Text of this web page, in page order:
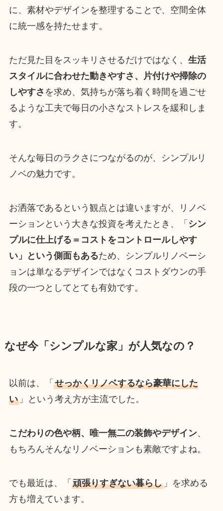
に、素材やデザインを整理することで、空間全体
に統一感を持たせます。
ただ見た目をスッキリさせるだけではなく、 生活
スタイルに合わせた動きやすさ、片付けや掃除の
しやすさ を求め、気持ちが落ち着く時間を過ごせ
るような工夫で毎日の小さなストレスを緩和しま
す。
そんな毎日のラクさにつながるのが、シンプルリ
ノベの魅力です。
お洒落であるという観点とは違いますが、リノベ
ーションという大きな投資を考えたとき、「 シン
プルに仕上げる＝コストをコントロールしやす
い」という側面もあるため、シンプルリノベーシ
ョンは単なるデザインではなくコストダウンの手
段の一つとしてとても有効です。
なぜ今「シンプルな家」が人気なの？
以前は、「 せっかくリノベするなら豪華にした
い」という考え方が主流でした。
こだわりの色や柄、唯一無二の装飾やデザイン、
もちろんそんなリノベーションも素敵ですよね。
でも最近は、「 頑張りすぎない暮らし」を求める
方も増えています。